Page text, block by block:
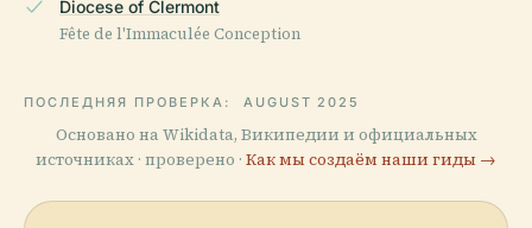
Diocese of Clermont
Fête de l'Immaculée Conception
ПОСЛЕДНЯЯ ПРОВЕРКА: AUGUST 2025
Основано на Wikidata, Википедии и официальных
источниках · проверено · Как мы создаём наши гиды →